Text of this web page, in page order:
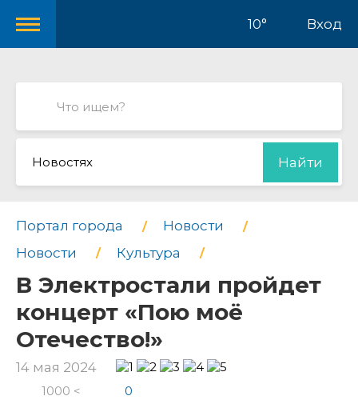
10° Вход
Новостях Найти
Портал города
Новости
Новости
Культура
В Электростали пройдет
концерт «Пою моё
Отечество!»
14 мая 2024
1000 < 0